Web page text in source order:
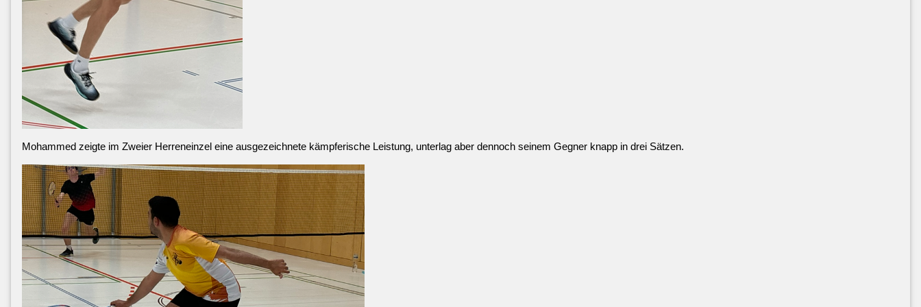
Mohammed zeigte im Zweier Herreneinzel eine ausgezeichnete kämpferische Leistung, unterlag aber dennoch seinem Gegner knapp in drei Sätzen.